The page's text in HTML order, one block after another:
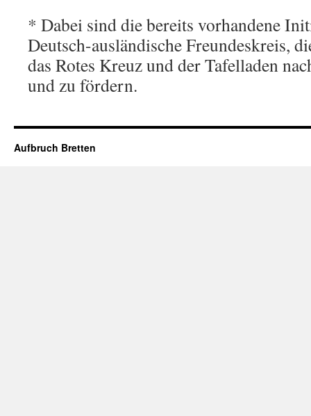
* Dabei sind die bereits vorhandene
Deutsch-ausländische Freundeskreis,
das Rotes Kreuz und der Tafelladen
und zu fördern.
Aufbruch Bretten